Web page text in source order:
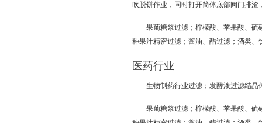
吹脱饼作业，同时打开筒体底部阀门排
果葡糖浆过滤；柠檬酸、苹果酸、
种果汁精密过滤；酱油、醋过滤；酒类
医药行业
生物制药行业过滤；发酵液过滤结
果葡糖浆过滤；柠檬酸、苹果酸、